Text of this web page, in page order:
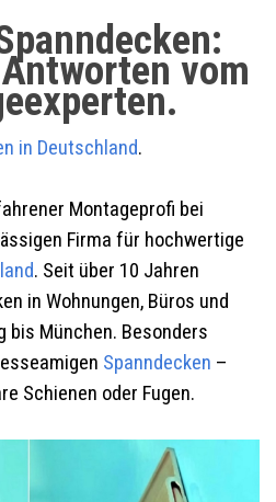
vom
in Deutschland.
Montageprofi bei
Firma für hochwertige
. Seit über 10 Jahren
in Wohnungen, Büros und
bis München. Besonders
Spanndecken –
Schienen oder Fugen.